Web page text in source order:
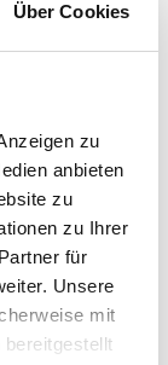
Über Cookies
zu
anbieten
zu
zu Ihrer
für
Unsere
mit
Emaille
restlos